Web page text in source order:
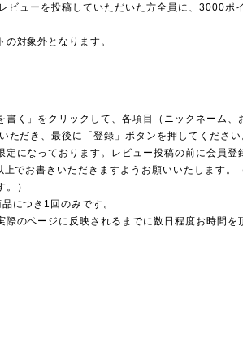
ビューを投稿していただいた方全員に、3000ポ
対象外となります。
書く」をクリックして、各項目（ニックネーム、
ただき、最後に「登録」ボタンを押してください
になっております。レビュー投稿の前に会員登
でお書きいただきますようお願いいたします。
）
につき1回のみです。
のページに反映されるまでに数日程度お時間を